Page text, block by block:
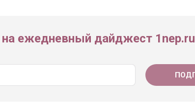
ежедневный дайджест 1nep.ru